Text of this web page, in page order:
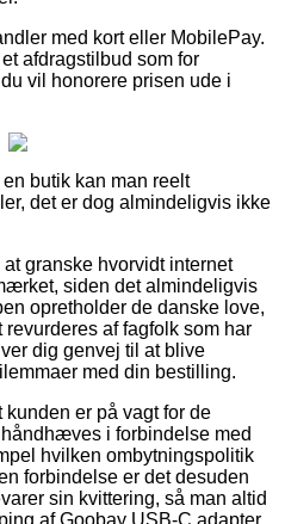
med kort eller MobilePay.
afdragstilbud som for
vil honorere prisen ude i
butik kan man reelt
det er dog almindeligvis ikke
granske hvorvidt internet
siden det almindeligvis
opretholder de danske love,
af fagfolk som har
dig genvej til at blive
med din bestilling.
kunden er på vagt for de
i forbindelse med
hvilken ombytningspolitik
forbindelse er det desuden
sin kvittering, så man altid
af Goobay USB-C adapter